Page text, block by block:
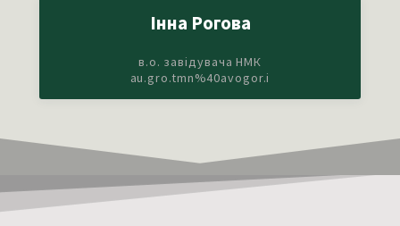
Інна Рогова
в.о. завідувача НМК
au.gro.tmn%40avogor.i